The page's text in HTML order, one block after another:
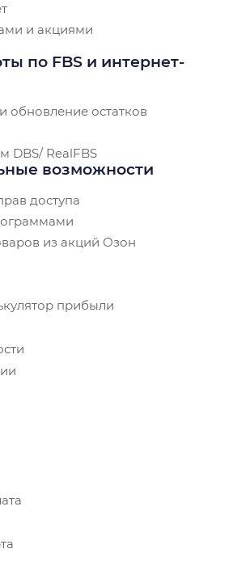
и акциями
по FBS и интернет-
обновление остатков
DBS/ RealFBS
возможности
доступа
из акций Озон
прибыли